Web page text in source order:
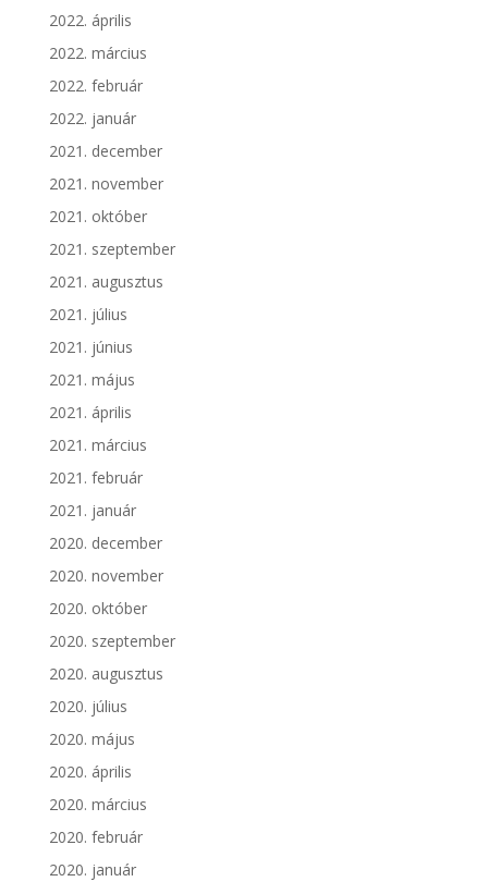
2022. április
2022. március
2022. február
2022. január
2021. december
2021. november
2021. október
2021. szeptember
2021. augusztus
2021. július
2021. június
2021. május
2021. április
2021. március
2021. február
2021. január
2020. december
2020. november
2020. október
2020. szeptember
2020. augusztus
2020. július
2020. május
2020. április
2020. március
2020. február
2020. január